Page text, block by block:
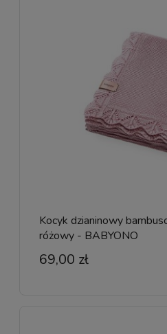
Kocyk dzianinowy
różowy - BABYONO
69,00 zł